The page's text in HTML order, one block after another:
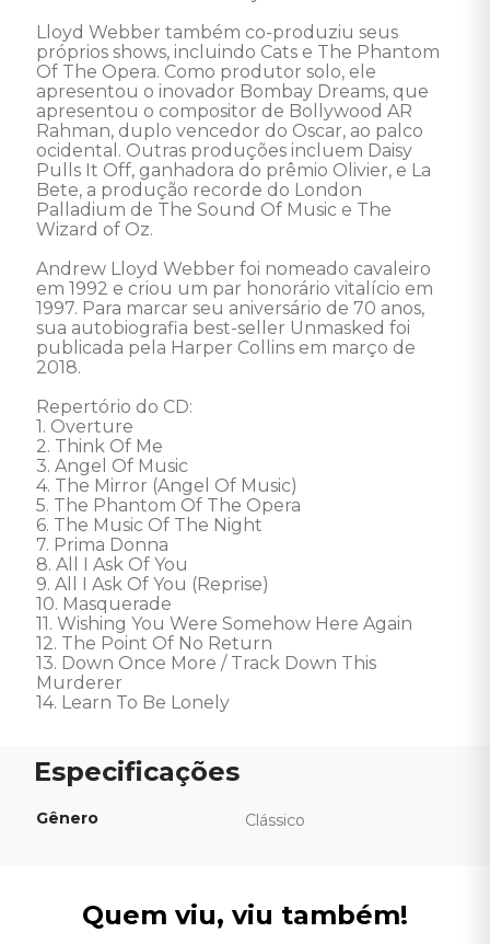
Lloyd Webber também co-produziu seus
próprios shows, incluindo Cats e The Phantom
Of The Opera. Como produtor solo, ele
apresentou o inovador Bombay Dreams, que
apresentou o compositor de Bollywood AR
Rahman, duplo vencedor do Oscar, ao palco
ocidental. Outras produções incluem Daisy
Pulls It Off, ganhadora do prêmio Olivier, e La
Bete, a produção recorde do London
Palladium de The Sound Of Music e The
Wizard of Oz.
Andrew Lloyd Webber foi nomeado cavaleiro
em 1992 e criou um par honorário vitalício em
1997. Para marcar seu aniversário de 70 anos,
sua autobiografia best-seller Unmasked foi
publicada pela Harper Collins em março de
2018.
Repertório do CD:
1. Overture
2. Think Of Me
3. Angel Of Music
4. The Mirror (Angel Of Music)
5. The Phantom Of The Opera
6. The Music Of The Night
7. Prima Donna
8. All I Ask Of You
9. All I Ask Of You (Reprise)
10. Masquerade
11. Wishing You Were Somehow Here Again
12. The Point Of No Return
13. Down Once More / Track Down This
Murderer
14. Learn To Be Lonely
Gênero Clássico
Quem viu, viu também!